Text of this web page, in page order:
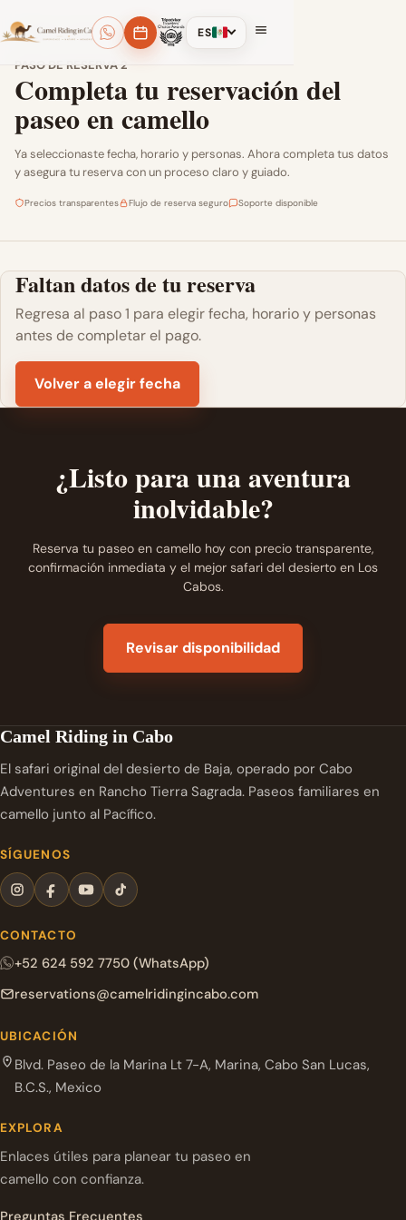
ES
Paso 1 · Fecha y grupo Completar reserva
PASO DE RESERVA 2
Completa tu reservación del
paseo en camello
Ya seleccionaste fecha, horario y personas. Ahora completa tus datos
y asegura tu reserva con un proceso claro y guiado.
Precios transparentes Flujo de reserva seguro Soporte disponible
Faltan datos de tu reserva
Regresa al paso 1 para elegir fecha, horario y personas
antes de completar el pago.
Volver a elegir fecha
¿Listo para una aventura
inolvidable?
Reserva tu paseo en camello hoy con precio transparente,
confirmación inmediata y el mejor safari del desierto en Los
Cabos.
Revisar disponibilidad
Camel Riding in Cabo
El safari original del desierto de Baja, operado por Cabo
Adventures en Rancho Tierra Sagrada. Paseos familiares en
camello junto al Pacífico.
SÍGUENOS
CONTACTO
+52 624 592 7750 (WhatsApp)
reservations@camelridingincabo.com
UBICACIÓN
Blvd. Paseo de la Marina Lt 7-A, Marina, Cabo San Lucas,
B.C.S., Mexico
EXPLORA
Enlaces útiles para planear tu paseo en
camello con confianza.
Preguntas Frecuentes